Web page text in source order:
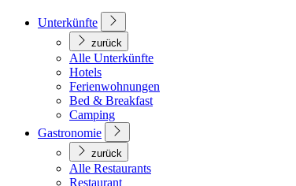
Unterkünfte
zurück
Alle Unterkünfte
Hotels
Ferienwohnungen
Bed & Breakfast
Camping
Gastronomie
zurück
Alle Restaurants
Restaurant